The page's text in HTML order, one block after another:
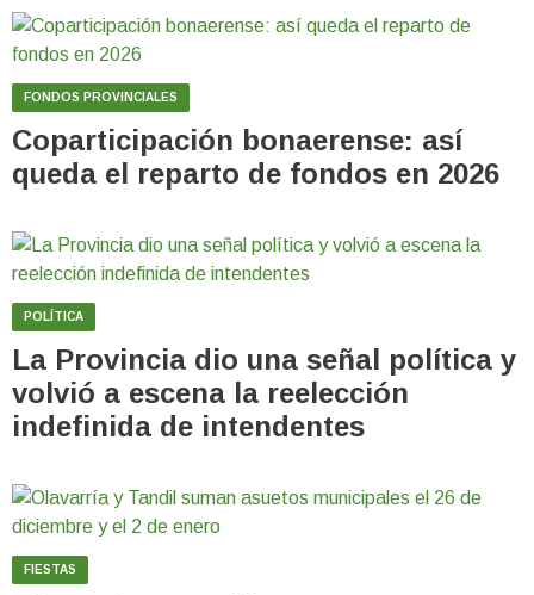
FONDOS PROVINCIALES
Coparticipación bonaerense: así
queda el reparto de fondos en 2026
POLÍTICA
La Provincia dio una señal política y
volvió a escena la reelección
indefinida de intendentes
FIESTAS